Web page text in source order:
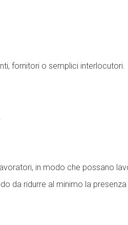
fornitori o semplici interlocutori.
in modo che possano
da ridurre al minimo la